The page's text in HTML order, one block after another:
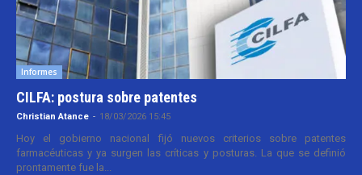
Informes
CILFA: postura sobre patentes
Christian Atance - 18/03/2026 15:45
Hoy el gobierno nacional fijó nuevos criterios sobre patentes
farmacéuticas y ya surgen las críticas y posturas. La que se definió
prontamente fue la...